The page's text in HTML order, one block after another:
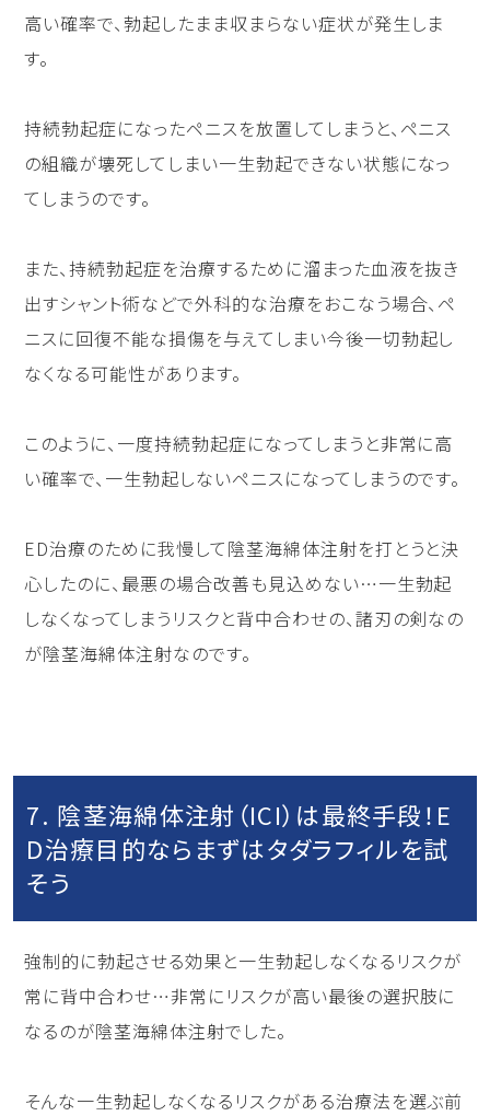
高い確率で、勃起したまま収まらない症状が発生しま
す。
持続勃起症になったペニスを放置してしまうと、ペニス
の組織が壊死してしまい一生勃起できない状態になっ
てしまうのです。
また、持続勃起症を治療するために溜まった血液を抜き
出すシャント術などで外科的な治療をおこなう場合、ペ
ニスに回復不能な損傷を与えてしまい今後一切勃起し
なくなる可能性があります。
このように、一度持続勃起症になってしまうと非常に高
い確率で、一生勃起しないペニスになってしまうのです。
ED治療のために我慢して陰茎海綿体注射を打とうと決
心したのに、最悪の場合改善も見込めない…一生勃起
しなくなってしまうリスクと背中合わせの、諸刃の剣なの
が陰茎海綿体注射なのです。
7. 陰茎海綿体注射（ICI）は最終手段！E
D治療目的ならまずはタダラフィルを試
そう
強制的に勃起させる効果と一生勃起しなくなるリスクが
常に背中合わせ…非常にリスクが高い最後の選択肢に
なるのが陰茎海綿体注射でした。
そんな一生勃起しなくなるリスクがある治療法を選ぶ前